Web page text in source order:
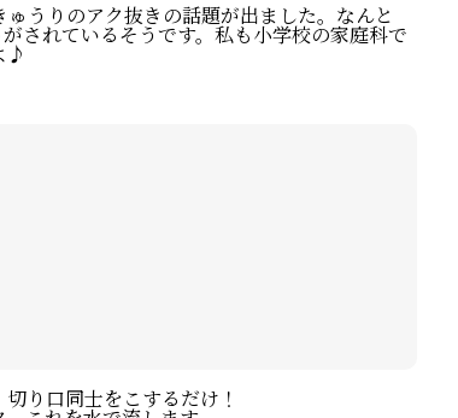
うりのアク抜きの話題が出ました。なんと
されているそうです。私も小学校の家庭科で
♪
り口同士をこするだけ！